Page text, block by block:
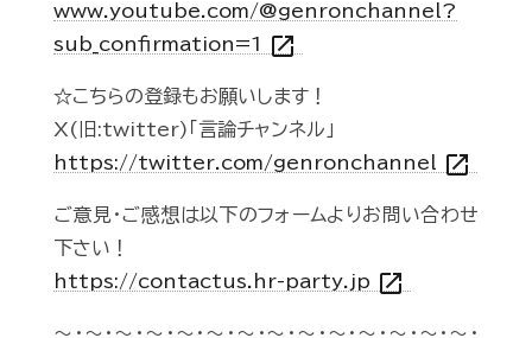
www.youtube.com/@genronchannel?
sub_confirmation=1 open_in_new
☆こちらの登録もお願いします！
X(旧:twitter)「言論チャンネル」
https://twitter.com/genronchannel open_in_new
ご意見・ご感想は以下のフォームよりお問い合わせ
下さい！
https://contactus.hr-party.jp open_in_new
～・～・～・～・～・～・～・～・～・～・～・～・～・～・